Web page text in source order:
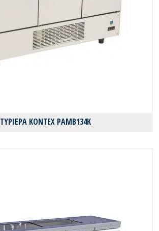
ΤΥΡΙΕΡΑ KONTEX PAMB134K